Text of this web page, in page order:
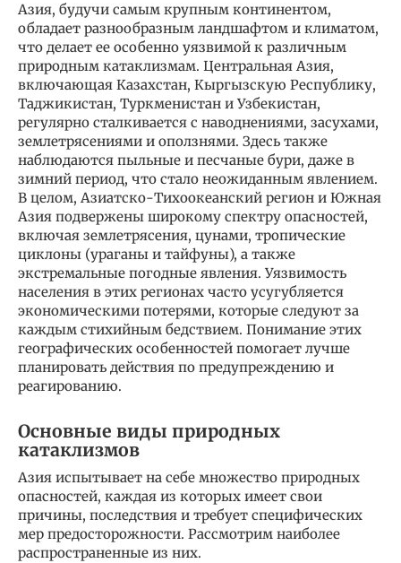
Азия, будучи самым крупным континентом,
обладает разнообразным ландшафтом и климатом,
что делает ее особенно уязвимой к различным
природным катаклизмам. Центральная Азия,
включающая Казахстан, Кыргызскую Республику,
Таджикистан, Туркменистан и Узбекистан,
регулярно сталкивается с наводнениями, засухами,
землетрясениями и оползнями. Здесь также
наблюдаются пыльные и песчаные бури, даже в
зимний период, что стало неожиданным явлением.
В целом, Азиатско-Тихоокеанский регион и Южная
Азия подвержены широкому спектру опасностей,
включая землетрясения, цунами, тропические
циклоны (ураганы и тайфуны), а также
экстремальные погодные явления. Уязвимость
населения в этих регионах часто усугубляется
экономическими потерями, которые следуют за
каждым стихийным бедствием. Понимание этих
географических особенностей помогает лучше
планировать действия по предупреждению и
реагированию.
Основные виды природных
катаклизмов
Азия испытывает на себе множество природных
опасностей, каждая из которых имеет свои
причины, последствия и требует специфических
мер предосторожности. Рассмотрим наиболее
распространенные из них.